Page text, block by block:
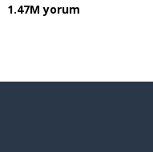
1.47M yorum